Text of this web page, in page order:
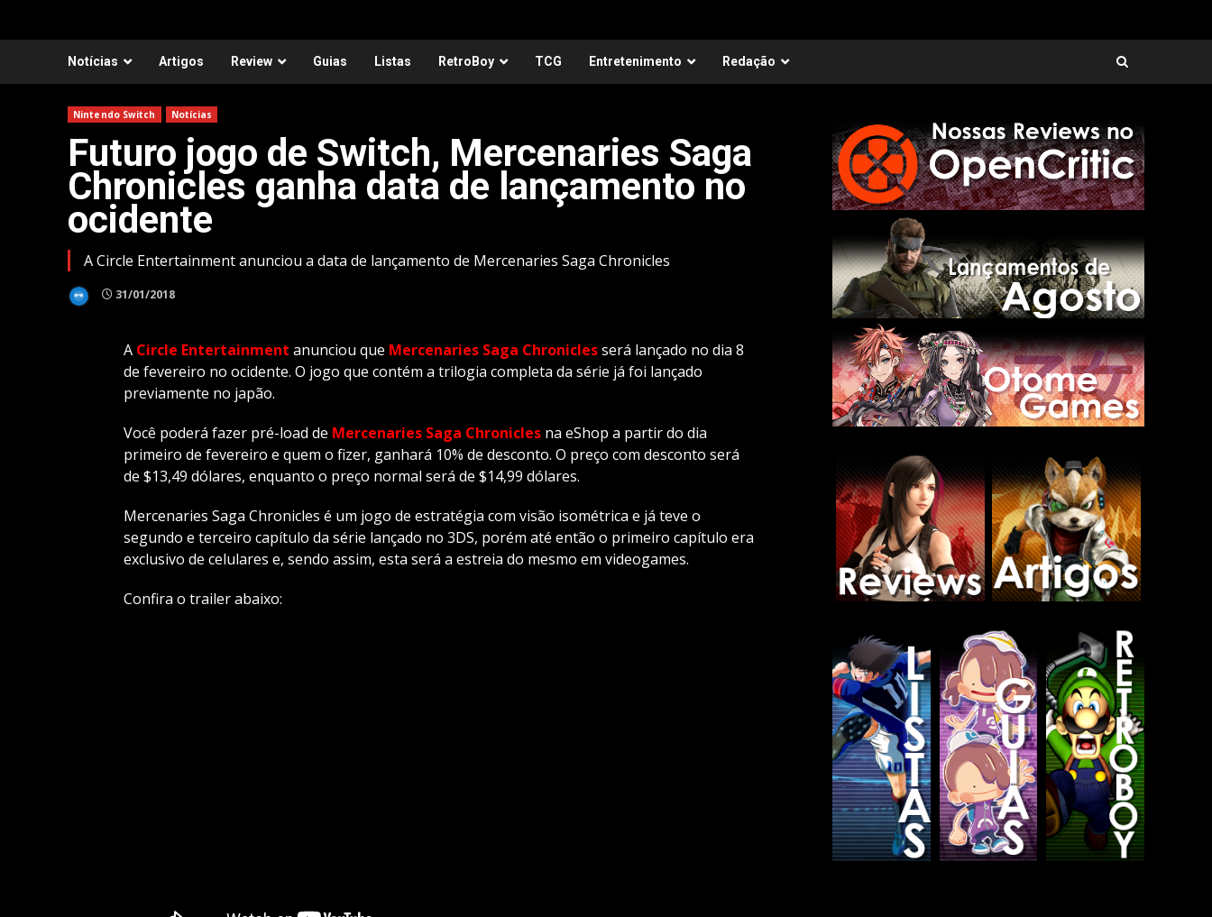
Notícias Artigos Review Guias Listas RetroBoy TCG Entretenimento Redação
Nintendo Switch Notícias
Futuro jogo de Switch, Mercenaries Saga
Chronicles ganha data de lançamento no
ocidente
A Circle Entertainment anunciou a data de lançamento de Mercenaries Saga Chronicles
31/01/2018
A Circle Entertainment anunciou que Mercenaries Saga Chroniclesserá lançado no dia 8
de fevereiro no ocidente. O jogo que contém a trilogia completa da série já foi lançado
previamente no japão.
Você poderá fazer pré-load de Mercenaries Saga Chroniclesna eShop a partir do dia
primeiro de fevereiro e quem o fizer, ganhará 10% de desconto. O preço com desconto será
de $13,49 dólares, enquanto o preço normal será de $14,99 dólares.
Mercenaries Saga Chronicles é um jogo de estratégia com visão isométrica e já teve o
segundo e terceiro capítulo da série lançado no 3DS, porém até então o primeiro capítulo era
exclusivo de celulares e, sendo assim, esta será a estreia do mesmo em videogames.
Confira o trailer abaixo: